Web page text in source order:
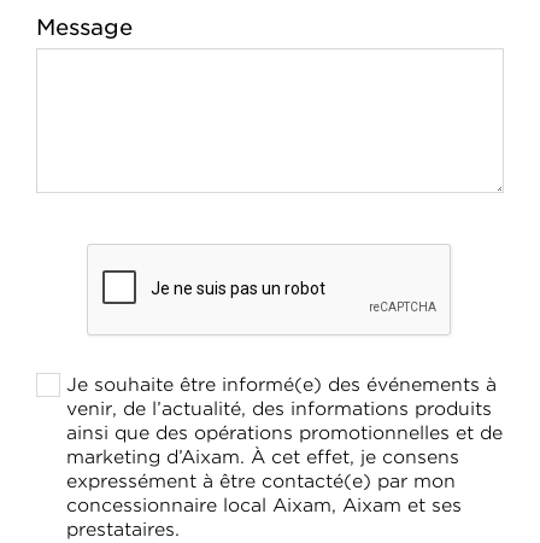
Message
Je souhaite être informé(e) des événements à
venir, de l’actualité, des informations produits
ainsi que des opérations promotionnelles et de
marketing d’Aixam. À cet effet, je consens
expressément à être contacté(e) par mon
concessionnaire local Aixam, Aixam et ses
prestataires.